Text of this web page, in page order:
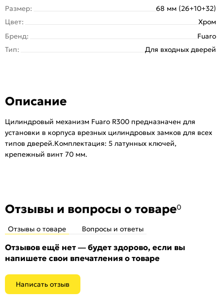
Размер:
68 мм (26+10+32)
Цвет:
Хром
Бренд:
Fuaro
Тип:
Для входных дверей
Описание
Цилиндровый механизм Fuaro R300 предназначен для
установки в корпуса врезных цилиндровых замков для всех
типов дверей.Комплектация: 5 латунных ключей,
крепежный винт 70 мм.
Отзывы и вопросы о товаре0
Отзывы о товаре Вопросы и ответы
Отзывов ещё нет — будет здорово, если вы
напишете свои впечатления о товаре
Написать отзыв